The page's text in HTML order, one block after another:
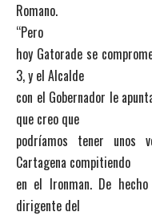
Romano.
“Pero
hoy Gatorade se
3, y el Alcalde
con el Gobernador le
que creo que
podríamos tener unos
Cartagena compitiendo
en el Ironman. De
dirigente del